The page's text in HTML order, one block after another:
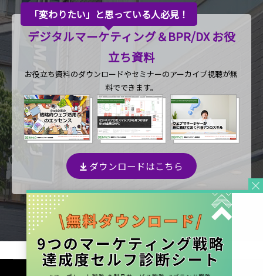
「変わりたい」と思っている人必見！
デジタルマーケティング＆BPR/DX お役
立ち資料
お役立ち資料のダウンロードやセミナーのアーカイブ視聴が無
料でできます。
ダウンロードはこちら